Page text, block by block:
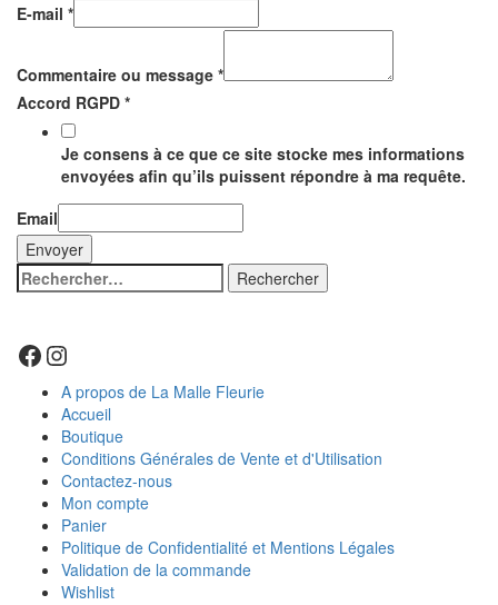
E-mail *
Commentaire ou message *
Accord RGPD *
Je consens à ce que ce site stocke mes informations
envoyées afin qu’ils puissent répondre à ma requête.
Email
Envoyer
Rechercher :
Facebook
Instagram
A propos de La Malle Fleurie
Accueil
Boutique
Conditions Générales de Vente et d'Utilisation
Contactez-nous
Mon compte
Panier
Politique de Confidentialité et Mentions Légales
Validation de la commande
Wishlist